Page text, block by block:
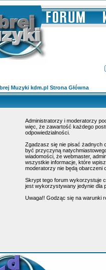
Muzyki kdm.pl Strona Główna
Administratorzy i moderatorzy
więc, że zawartość każdego
odpowiedzialności.
Zgadzasz się nie pisać żadnych
być przyczyną
wiadomości, że webmaster,
wszystkie informacje, które
moderatorzy nie będą obarczeni
Skrypt tego forum wykorzystuje
jest wykorzystywany jedynie dla
Uwaga!! Godząc się na warunki